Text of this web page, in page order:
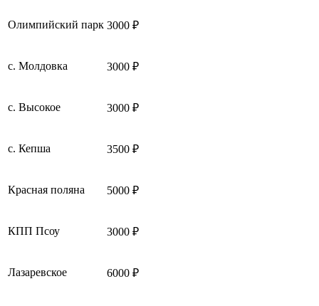
Олимпийский парк 3000 ₽
с. Молдовка 3000 ₽
с. Высокое 3000 ₽
с. Кепша 3500 ₽
Красная поляна 5000 ₽
КПП Псоу 3000 ₽
Лазаревское 6000 ₽